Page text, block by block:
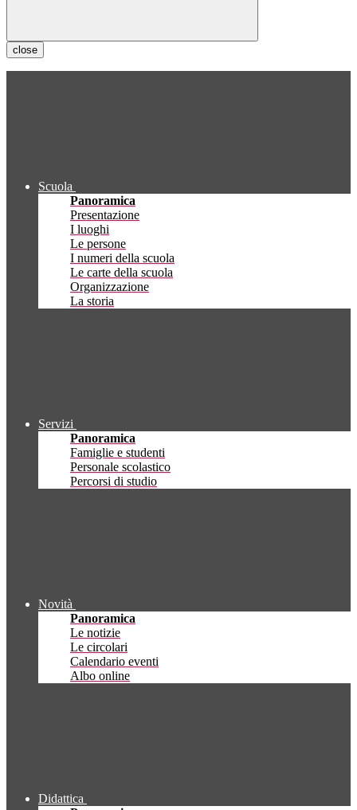
close
Scuola
Panoramica
Presentazione
I luoghi
Le persone
I numeri della scuola
Le carte della scuola
Organizzazione
La storia
Servizi
Panoramica
Famiglie e studenti
Personale scolastico
Percorsi di studio
Novità
Panoramica
Le notizie
Le circolari
Calendario eventi
Albo online
Didattica